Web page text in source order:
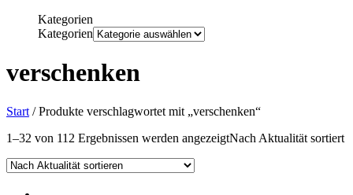
Kategorien
Kategorien
verschenken
Start / Produkte verschlagwortet mit „verschenken“
1–32 von 112 Ergebnissen werden angezeigtNach Aktualität sortiert